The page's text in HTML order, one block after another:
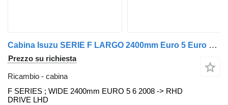
Cabina Isuzu SERIE F LARGO 2400mm Euro 5 Euro 6 per camion Isuzu
Prezzo su richiesta
Ricambio - cabina
F SERIES ; WIDE 2400mm EURO 5 6 2008 -> RHD
DRIVE LHD